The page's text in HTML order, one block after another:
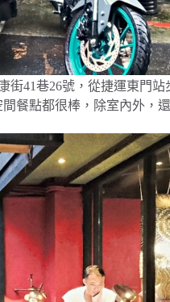
41巷26號，從捷運東門
餐點都很棒，除室內外，